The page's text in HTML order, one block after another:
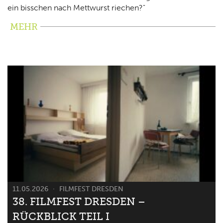
ein bisschen nach Mettwurst riechen?"
MEHR
11.05.2026 FILMFEST DRESDEN
38. FILMFEST DRESDEN –
RÜCKBLICK TEIL I